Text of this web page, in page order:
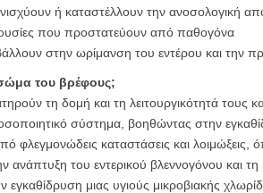
ή καταστέλλουν την ανοσολογική
ουσίες που προστατεύουν από παθογόνα
στην ωρίμανση του εντέρου και την
του βρέφους;
τη δομή και τη λειτουργικότητά τους
σύστημα, βοηθώντας στην
φλεγμονώδεις καταστάσεις και λοιμώξεις,
ανάπτυξη του εντερικού βλεννογόνου και
μιας υγιούς μικροβιακής